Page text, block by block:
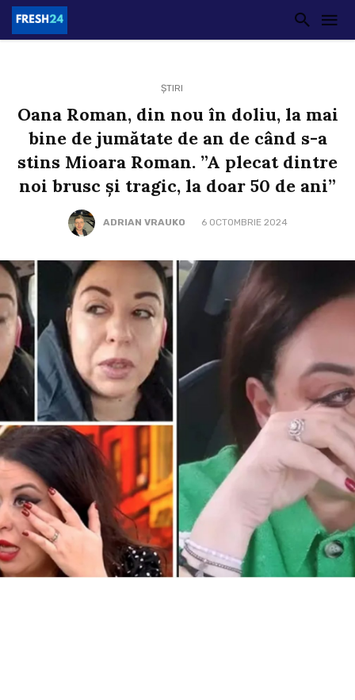
ȘTIRI
Oana Roman, din nou în doliu, la mai
bine de jumătate de an de când s-a
stins Mioara Roman. ”A plecat dintre
noi brusc și tragic, la doar 50 de ani”
ADRIAN VRAUKO 6 OCTOMBRIE 2024